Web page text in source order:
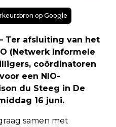
op Google
– Ter afsluiting van het
(Netwerk Informele
coördinatoren
een NIO-
du Steeg in De
16 juni.
samen met